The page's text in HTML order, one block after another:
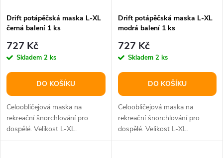
Drift potápěčská maska L-XL
černá balení 1 ks
727 Kč
Skladem 2 ks
DO KOŠÍKU
Celoobličejová maska na
rekreační šnorchlování pro
dospělé. Velikost L-XL.
Drift potápěčská maska L-XL
modrá balení 1 ks
727 Kč
Skladem 2 ks
DO KOŠÍKU
Celoobličejová maska na
rekreační šnorchlování pro
dospělé. Velikost L-XL.